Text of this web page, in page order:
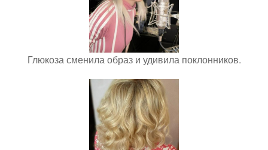
Глюкоза сменила образ и удивила поклонников.